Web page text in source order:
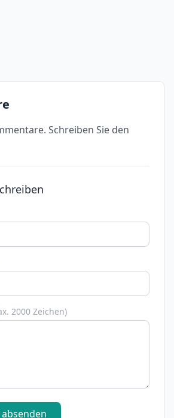
Schreiben Sie den
2000 Zeichen)